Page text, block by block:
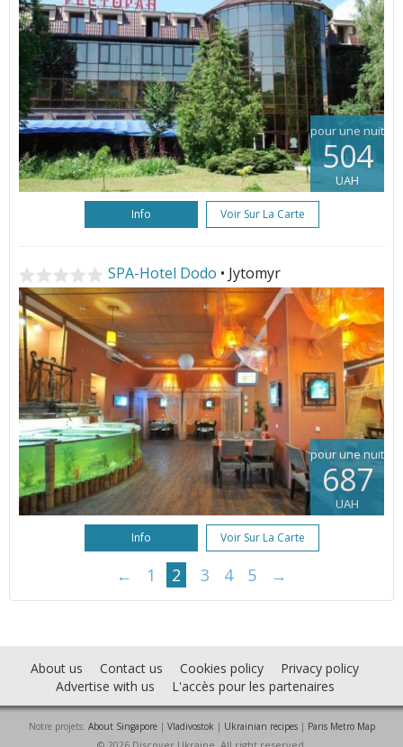
pour une nuit
504
UAH
Info Voir Sur La Carte
SPA-Hotel Dodo • Jytomyr
pour une nuit
687
UAH
Info Voir Sur La Carte
← 1 2 3 4 5 →
About us Contact us Cookies policy
Privacy policy
Advertise with us
L'accès pour les partenaires
Notre projets: About Singapore| Vladivostok | Ukrainian recipes| Paris Metro Map